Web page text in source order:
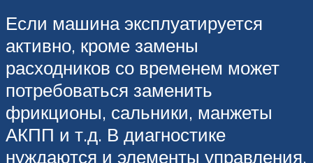
Если машина эксплуатируется
активно, кроме замены
расходников со временем может
потребоваться заменить
фрикционы, сальники, манжеты
АКПП и т.д. В диагностике
нуждаются и элементы управления,